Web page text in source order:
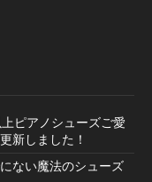
ピアノシューズご愛
新しました！
ない魔法のシューズ